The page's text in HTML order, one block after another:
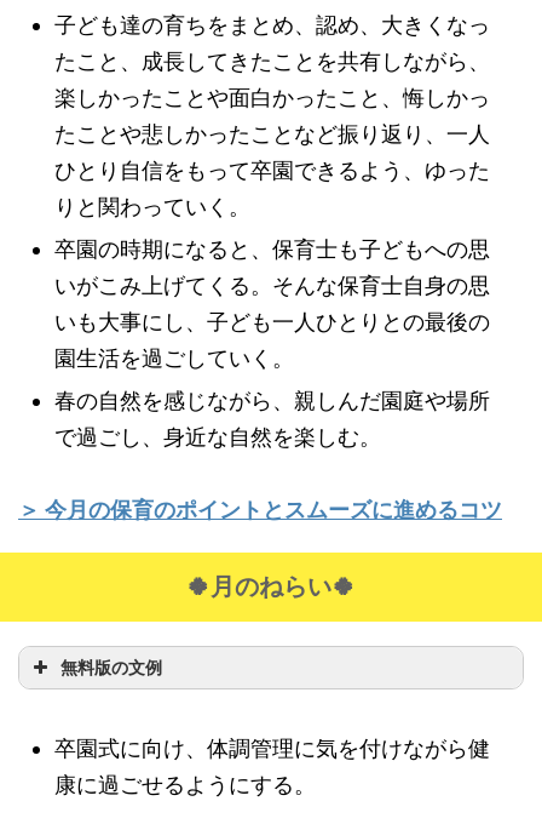
子ども達の育ちをまとめ、認め、大きくなっ
たこと、成長してきたことを共有しながら、
楽しかったことや面白かったこと、悔しかっ
たことや悲しかったことなど振り返り、一人
ひとり自信をもって卒園できるよう、ゆった
りと関わっていく。
卒園の時期になると、保育士も子どもへの思
いがこみ上げてくる。そんな保育士自身の思
いも大事にし、子ども一人ひとりとの最後の
園生活を過ごしていく。
春の自然を感じながら、親しんだ園庭や場所
で過ごし、身近な自然を楽しむ。
＞ 今月の保育のポイントとスムーズに進めるコツ
🍀月のねらい🍀
無料版の文例
卒園式に向け、体調管理に気を付けながら健
康に過ごせるようにする。